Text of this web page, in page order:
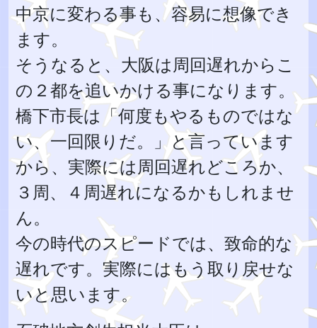
中京に変わる事も、容易に想像でき
ます。
そうなると、大阪は周回遅れからこ
の２都を追いかける事になります。
橋下市長は「何度もやるものではな
い、一回限りだ。」と言っています
から、実際には周回遅れどころか、
３周、４周遅れになるかもしれませ
ん。
今の時代のスピードでは、致命的な
遅れです。実際にはもう取り戻せな
いと思います。